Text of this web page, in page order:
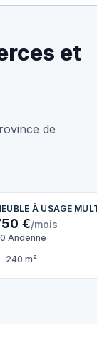
et
de
À USAGE
€/mois
Andenne
240 m²